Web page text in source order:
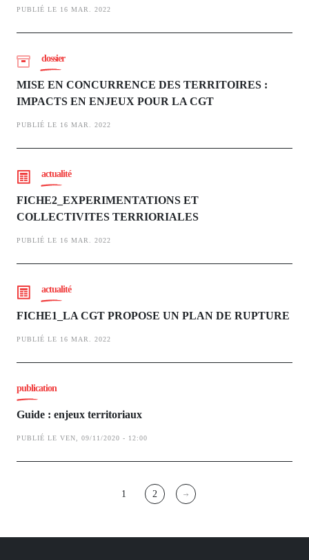
PUBLIÉ LE 16 MAR. 2022
dossier
MISE EN CONCURRENCE DES TERRITOIRES :
IMPACTS EN ENJEUX POUR LA CGT
PUBLIÉ LE 16 MAR. 2022
actualité
FICHE2_EXPERIMENTATIONS ET
COLLECTIVITES TERRIORIALES
PUBLIÉ LE 16 MAR. 2022
actualité
FICHE1_LA CGT PROPOSE UN PLAN DE RUPTURE
PUBLIÉ LE 16 MAR. 2022
publication
Guide : enjeux territoriaux
PUBLIÉ LE VEN, 09/11/2020 - 12:00
Page
1 Page
2